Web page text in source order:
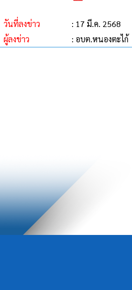
วันที่ลงข่าว
: 17 มี.ค. 2568
ผู้ลงข่าว
: อบต.หนองตะไก้